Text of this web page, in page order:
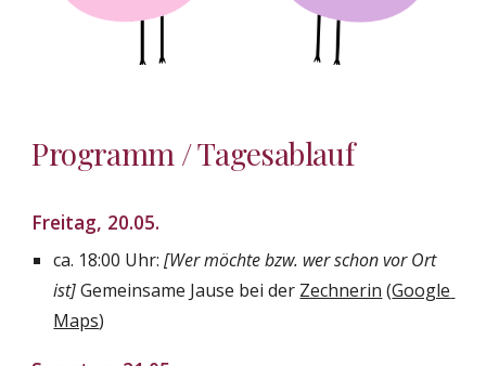
Programm / Tagesablauf
Freitag, 20.05.
ca. 18:00 Uhr: [Wer möchte bzw. wer schon vor Ort
ist] Gemeinsame Jause bei der Zechnerin (Google
Maps)